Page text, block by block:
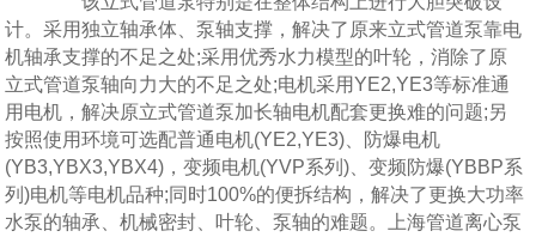
计。采用独立轴承体、泵轴支撑，解决了原来立式管道泵靠电
机轴承支撑的不足之处;采用优秀水力模型的叶轮，消除了原
立式管道泵轴向力大的不足之处;电机采用YE2,YE3等标准通
用电机，解决原立式管道泵加长轴电机配套更换难的问题;另
按照使用环境可选配普通电机(YE2,YE3)、防爆电机
(YB3,YBX3,YBX4)，变频电机(YVP系列)、变频防爆(YBBP系
列)电机等电机品种;同时100%的便拆结构，解决了更换大功率
水泵的轴承、机械密封、叶轮、泵轴的难题。上海管道离心泵